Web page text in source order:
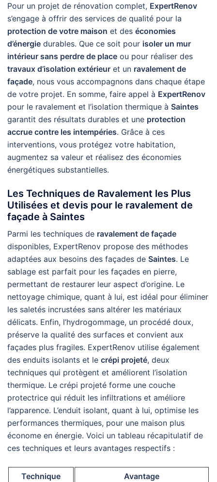
Pour un projet de rénovation complet, ExpertRenov
s’engage à offrir des services de qualité pour la
protection de votre maison et des économies
d’énergie durables. Que ce soit pour isoler un mur
intérieur sans perdre de place ou pour réaliser des
travaux d’isolation extérieur et un ravalement de
façade, nous vous accompagnons dans chaque étape
de votre projet. En somme, faire appel à ExpertRenov
pour le ravalement et l’isolation thermique à Saintes
garantit des résultats durables et une protection
accrue contre les intempéries. Grâce à ces
interventions, vous protégez votre habitation,
augmentez sa valeur et réalisez des économies
énergétiques substantielles.
Les Techniques de Ravalement les Plus
Utilisées et devis pour le ravalement de
façade à Saintes
Parmi les techniques de ravalement de façade
disponibles, ExpertRenov propose des méthodes
adaptées aux besoins des façades de Saintes. Le
sablage est parfait pour les façades en pierre,
permettant de restaurer leur aspect d’origine. Le
nettoyage chimique, quant à lui, est idéal pour éliminer
les saletés incrustées sans altérer les matériaux
délicats. Enfin, l’hydrogommage, un procédé doux,
préserve la qualité des surfaces et convient aux
façades plus fragiles. ExpertRenov utilise également
des enduits isolants et le crépi projeté, deux
techniques qui protègent et améliorent l’isolation
thermique. Le crépi projeté forme une couche
protectrice qui réduit les infiltrations et améliore
l’apparence. L’enduit isolant, quant à lui, optimise les
performances thermiques, pour une maison plus
économe en énergie. Voici un tableau récapitulatif de
ces techniques et leurs avantages respectifs :
Technique Avantage